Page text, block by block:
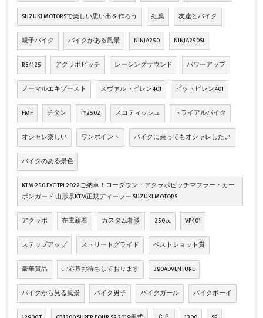
SUZUKI MOTORSで楽しい思い出を作ろう 紅葉 友達とバイク
親子バイク バイクがある風景 NINJA250 NINJA250SL
RS4125 アクラボビッチ レーシングサウンド パワーアップ
ノーマルエキゾースト スヴァルトピレン401 ビットピレン401
FMF チタン TY250Z スコティッシュ トライアルバイク
オシャレ楽しい ワンポイント バイクに乗ってもオシャレしたい
バイクのある景色
KTM 250 EXC TPI 2022ご納車！ローダウン・アクラポビッチマフラー・カー
ボンガード 山形県KTM正規ディーラー SUZUKI MOTORS
アクラポ 在庫新着 カスタム相談 250cc VP401
ステップアップ ストリートグライド ベストショット賞
豪華賞品 ご応募お待ちしております 390ADVENTURE
バイクから見る風景 バイク男子 バイクガール バイクボーイ